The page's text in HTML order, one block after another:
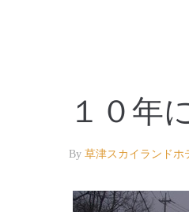
１０年
By 草津スカイランドホ